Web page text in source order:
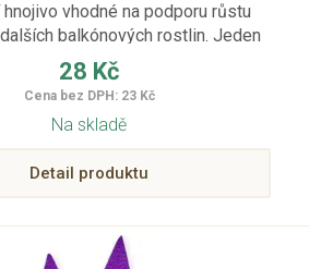
vhodné na podporu růstu
balkónových rostlin. Jeden
rostlině potřebné živiny po
Speciální složení zajišťuje
a bohaté kvetení, syté barvy květů
rostlin. Specifické mikroživiny
chlorofylu a mají pozitivní vliv
Hnojivo je připraveno k
a díky automatické dávkové
příslušného aplikátoru
snadné a pohodlné.
28 Kč
Cena bez DPH: 23 Kč
Na skladě
Detail produktu